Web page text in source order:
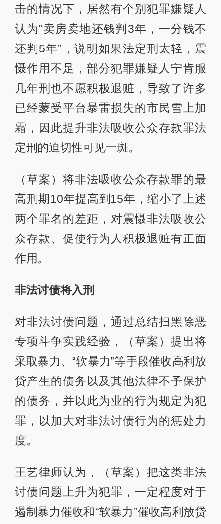
击的情况下，居然有个别犯罪嫌疑人
认为“卖房卖地还钱判3年，一分钱不
还判5年”，说明如果法定刑太轻，震
慑作用不足，部分犯罪嫌疑人宁肯服
几年刑也不愿积极退赃，导致了许多
已经蒙受平台暴雷损失的市民雪上加
霜，因此提升非法吸收公众存款罪法
定刑的迫切性可见一斑。
（草案）将非法吸收公众存款罪的最
高刑期10年提高到15年，缩小了上述
两个罪名的差距，对震慑非法吸收公
众存款、促使行为人积极退赃有正面
作用。
非法讨债将入刑
对非法讨债问题，通过总结扫黑除恶
专项斗争实践经验，（草案）提出将
采取暴力、“软暴力”等手段催收高利放
贷产生的债务以及其他法律不予保护
的债务，并以此为业的行为规定为犯
罪，以加大对非法讨债行为的惩处力
度。
王艺律师认为，（草案）把这类非法
讨债问题上升为犯罪，一定程度对于
遏制暴力催收和“软暴力”催收高利放贷